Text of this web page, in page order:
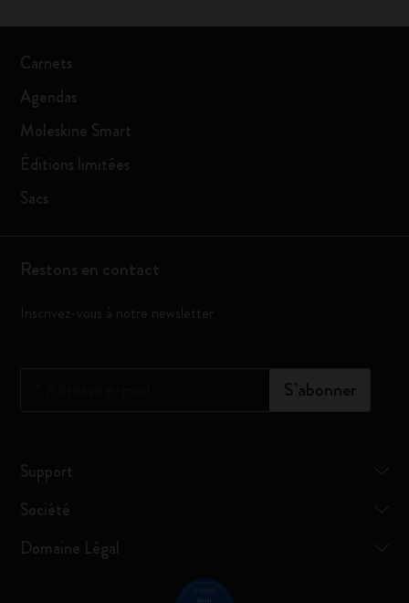
Carnets
Agendas
Moleskine Smart
Éditions limitées
Sacs
Restons en contact
Inscrivez-vous à notre newsletter
S’abonner
Support
Société
Domaine Légal